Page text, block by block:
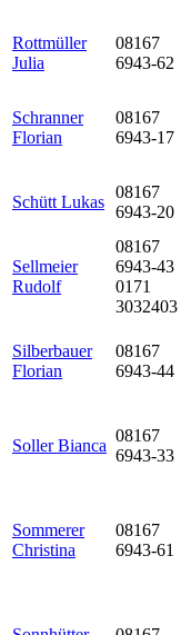
Rottmüller
Julia
08167
6943-62
Schranner
Florian
08167
6943-17
Schütt Lukas
08167
6943-20
Sellmeier
Rudolf
08167
6943-43
0171
3032403
Silberbauer
Florian
08167
6943-44
Soller Bianca
08167
6943-33
Sommerer
Christina
08167
6943-61